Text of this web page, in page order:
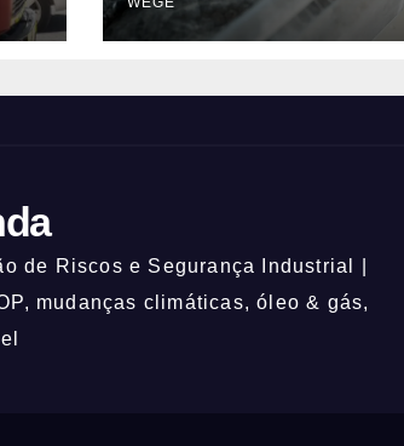
fábricas da América do
Norte – Mix Vale
de Riscos e Segurança Industrial |
mudanças climáticas, óleo & gás,